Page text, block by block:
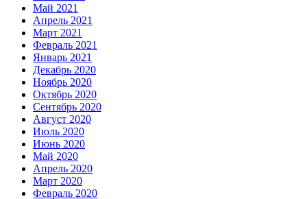
Май 2021
Апрель 2021
Март 2021
Февраль 2021
Январь 2021
Декабрь 2020
Ноябрь 2020
Октябрь 2020
Сентябрь 2020
Август 2020
Июль 2020
Июнь 2020
Май 2020
Апрель 2020
Март 2020
Февраль 2020